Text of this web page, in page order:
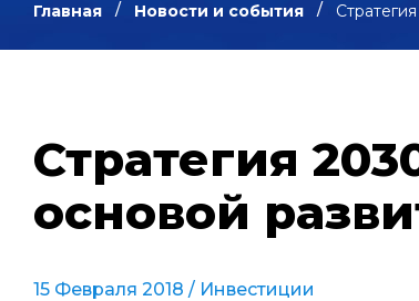
Главная Новости и события
Стратегия
основой
15 Февраля 2018 / Инвестиции